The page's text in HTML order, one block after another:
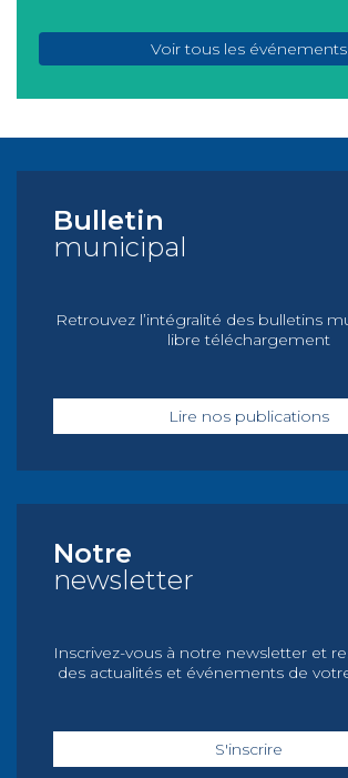
Voir tous les événements
Bulletin
municipal
Retrouvez l’intégralité des bulletins
libre téléchargement
Lire nos publications
Notre
newsletter
Inscrivez-vous à notre newsletter et
des actualités et événements de
S'inscrire